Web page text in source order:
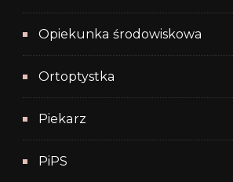
Opiekunka środowiskowa
Ortoptystka
Piekarz
PiPS